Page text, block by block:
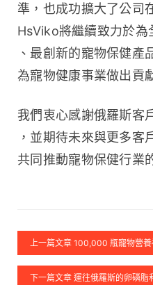
準，也成功擴大了公司
HsViko將繼續致力於為
、最創新的寵物保健產
為寵物健康事業做出貢
我們衷心感謝俄羅斯客
，並期待未來與更多客
共同推動寵物保健行業
上一篇文章 100,000 瓶寵物營
下一篇文章 運往俄羅斯的卵磷脂